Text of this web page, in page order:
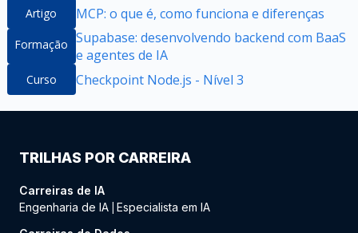
Artigo MCP: o que é, como funciona e diferenças
Formação Supabase: desenvolvendo backend com BaaS
e agentes de IA
Curso Checkpoint Node.js - Nível 3
TRILHAS POR CARREIRA
Carreiras de IA
Engenharia de IA Especialista em IA